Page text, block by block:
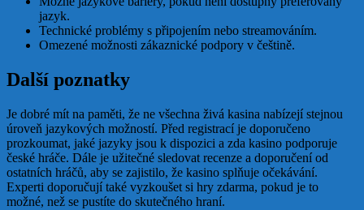
jazyk.
Technické problémy s připojením nebo streamováním.
Omezené možnosti zákaznické podpory v češtině.
Další poznatky
Je dobré mít na paměti, že ne všechna živá kasina nabízejí stejnou
úroveň jazykových možností. Před registrací je doporučeno
prozkoumat, jaké jazyky jsou k dispozici a zda kasino podporuje
české hráče. Dále je užitečné sledovat recenze a doporučení od
ostatních hráčů, aby se zajistilo, že kasino splňuje očekávání.
Experti doporučují také vyzkoušet si hry zdarma, pokud je to
možné, než se pustíte do skutečného hraní.